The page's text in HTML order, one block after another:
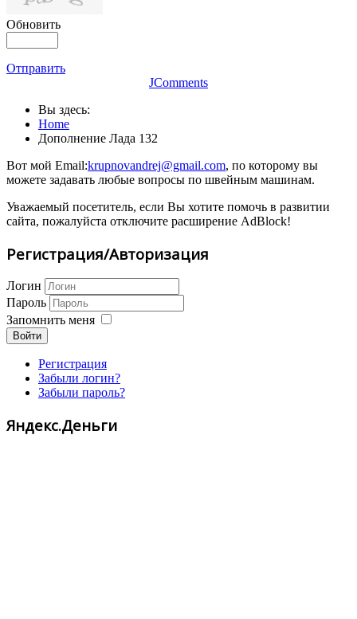
Обновить
Отправить
JComments
Вы здесь:
Home
Дополнение Лада 132
Вот мой Email:krupnovandrej@gmail.com, по которому вы
можете задавать любые вопросы по швейным машинам.
Уважаемый посетитель, если Вы хотите помочь в развитии
сайта, пожалуйста отключите расширение AdBlock!
Регистрация/Авторизация
Логин
Пароль
Запомнить меня
Войти
Регистрация
Забыли логин?
Забыли пароль?
Яндекс.Деньги